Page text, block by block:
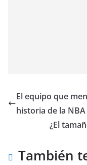
El equipo que
historia de la NBA
¿El
También